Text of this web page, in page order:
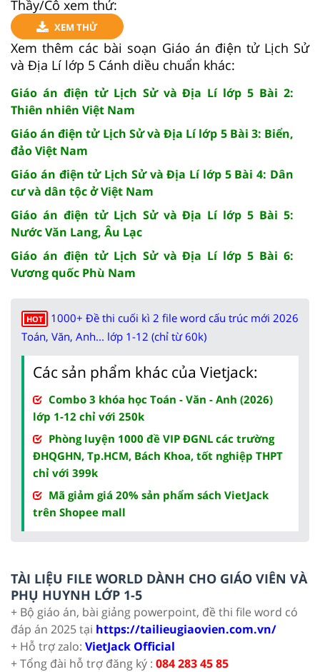
Thầy/Cô xem thử:
XEM THỬ
Xem thêm các bài soạn Giáo án điện tử Lịch Sử
và Địa Lí lớp 5 Cánh diều chuẩn khác:
Giáo án điện tử Lịch Sử và Địa Lí lớp 5 Bài 2:
Thiên nhiên Việt Nam
Giáo án điện tử Lịch Sử và Địa Lí lớp 5 Bài 3: Biển,
đảo Việt Nam
Giáo án điện tử Lịch Sử và Địa Lí lớp 5 Bài 4: Dân
cư và dân tộc ở Việt Nam
Giáo án điện tử Lịch Sử và Địa Lí lớp 5 Bài 5:
Nước Văn Lang, Âu Lạc
Giáo án điện tử Lịch Sử và Địa Lí lớp 5 Bài 6:
Vương quốc Phù Nam
HOT
1000+ Đề thi cuối kì 2 file word cấu trúc mới 2026
Toán, Văn, Anh... lớp 1-12 (chỉ từ 60k)
Các sản phẩm khác của Vietjack:
Combo 3 khóa học Toán - Văn - Anh (2026)
lớp 1-12 chỉ với 250k
Phòng luyện 1000 đề VIP ĐGNL các trường
ĐHQGHN, Tp.HCM, Bách Khoa, tốt nghiệp THPT
chỉ với 399k
Mã giảm giá 20% sản phẩm sách VietJack
trên Shopee mall
TÀI LIỆU FILE WORLD DÀNH CHO GIÁO VIÊN VÀ
PHỤ HUYNH LỚP 1-5
+ Bộ giáo án, bài giảng powerpoint, đề thi file word có
đáp án 2025 tại https://tailieugiaovien.com.vn/
+ Hỗ trợ zalo: VietJack Official
+ Tổng đài hỗ trợ đăng ký : 084 283 45 85